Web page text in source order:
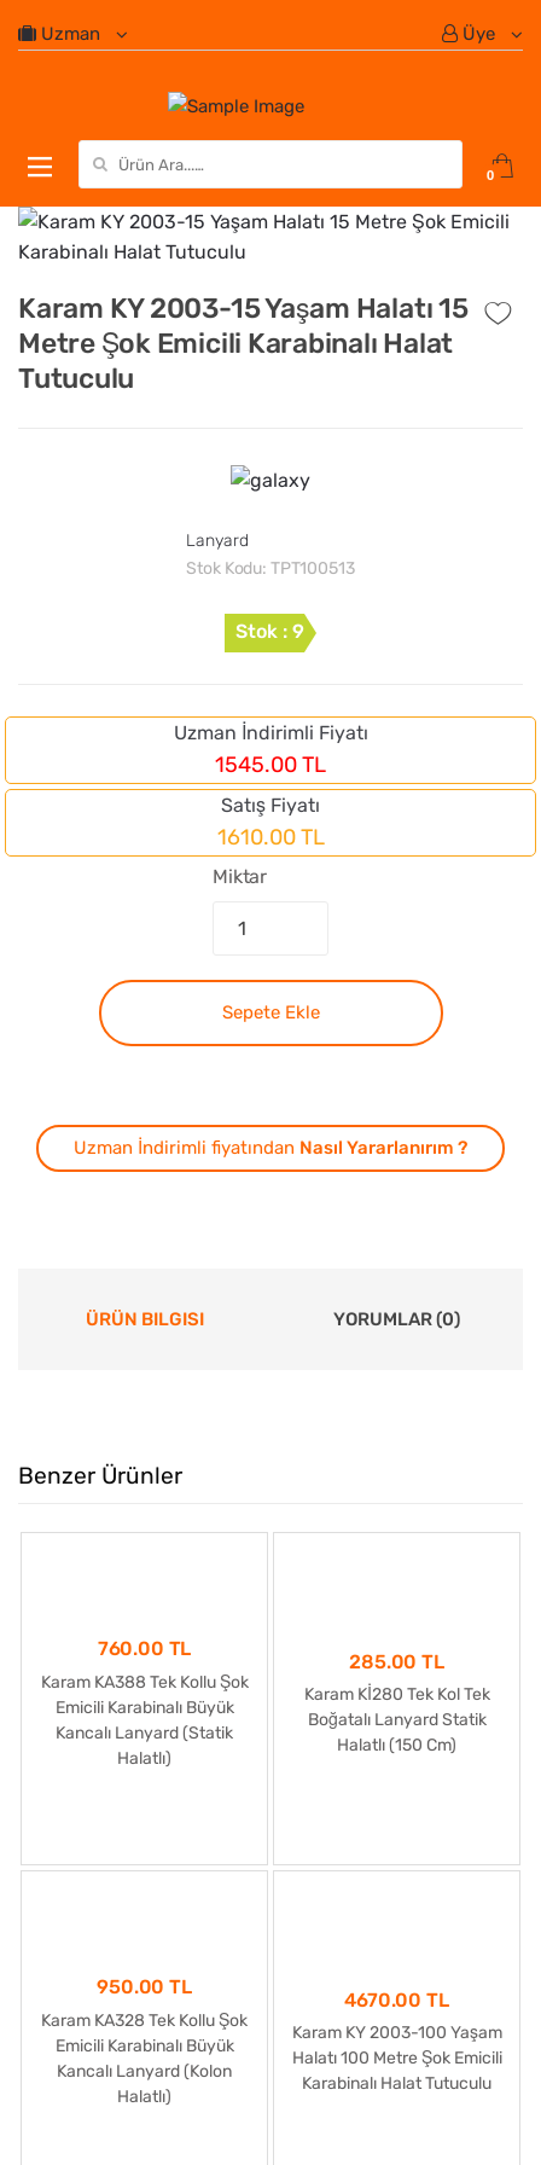
Uzman Üye
Search for:
0
Karam KY 2003-15 Yaşam Halatı 15
Metre Şok Emicili Karabinalı Halat
Tutuculu
Lanyard
Stok Kodu: TPT100513
Stok : 9
Uzman İndirimli Fiyatı
1545.00 TL
Satış Fiyatı
1610.00 TL
Miktar
Sepete Ekle
Uzman İndirimli fiyatından Nasıl Yararlanırım ?
ÜRÜN BILGISI YORUMLAR (0)
Benzer Ürünler
760.00 TL
Karam KA388 Tek Kollu Şok
Emicili Karabinalı Büyük
Kancalı Lanyard (Statik
Halatlı)
285.00 TL
Karam Kİ280 Tek Kol Tek
Boğatalı Lanyard Statik
Halatlı (150 Cm)
950.00 TL
Karam KA328 Tek Kollu Şok
Emicili Karabinalı Büyük
Kancalı Lanyard (Kolon
Halatlı)
4670.00 TL
Karam KY 2003-100 Yaşam
Halatı 100 Metre Şok Emicili
Karabinalı Halat Tutuculu